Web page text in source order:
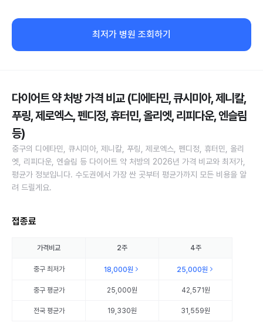
최저가 병원 조회하기
다이어트 약 처방 가격 비교 (디에타민, 큐시미아, 제니칼,
푸링, 제로엑스, 펜디정, 휴터민, 올리엣, 리피다운, 엔슬림
등)
중구의 디에타민, 큐시미아, 제니칼, 푸링, 제로엑스, 펜디정, 휴터민, 올리
엣, 리피다운, 엔슬림 등 다이어트 약 처방의 2026년 가격 비교와 최저가,
평균가 정보입니다. 수도권에서 가장 싼 곳부터 평균가까지 모든 비용을 알
려 드릴게요.
접종료
가격비교 2주 4주
중구최저가 18,000원 25,000원
중구평균가 25,000원 42,571원
전국 평균가 19,330원 31,559원